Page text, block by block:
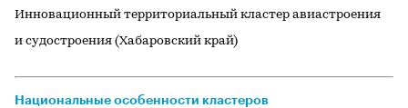
Инновационный территориальный кластер авиастроения
и судостроения (Хабаровский край)
Национальные особенности кластеров